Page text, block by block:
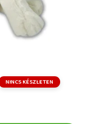
NINCS KÉSZLETEN